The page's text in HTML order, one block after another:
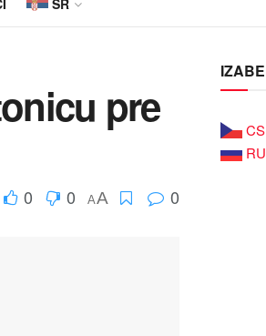
SR
pre
0 0 AA 0
CS
RU